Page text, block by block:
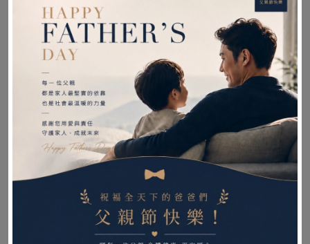
【商品保固】
商品保固年限 : 主體骨架保固2年(腳墊與握把、耗
材不列入保固範圍)
本館保障所提供的商品皆為全新品，原廠公司貨，
由原廠授權經銷。